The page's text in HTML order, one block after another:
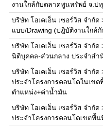
งานใกล้กับตลาดพูนทรัพย์ จ.ป
บริษัท โอเคเอ็น เซอร์วิส จำกัด
แบบ/Drawing (ปฎิบัติงานใกล้
บริษัท โอเคเอ็น เซอร์วิส จำกัด
นิติบุคคล-ส่วนกลาง ประจำสำ
บริษัท โอเคเอ็น เซอร์วิส จำกัด
ประจำโครงการคอนโดในเขต
ตำแหน่ง+ค่าน้ำมัน
บริษัท โอเคเอ็น เซอร์วิส จำกัด
ประจำโครงการคอนโดเขตพื้